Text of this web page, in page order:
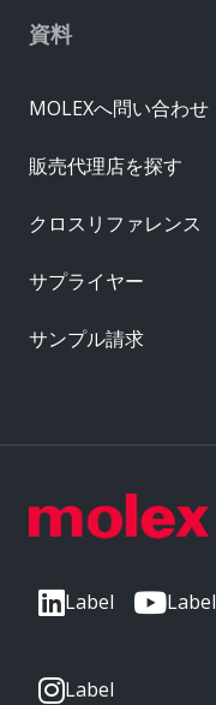
Label Label
Label
資料
MOLEXへ問い合わせ
販売代理店を探す
クロスリファレンス
サプライヤー
サンプル請求